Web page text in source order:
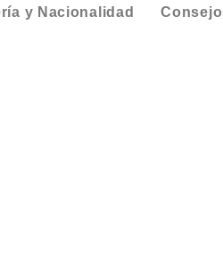
y Nacionalidad